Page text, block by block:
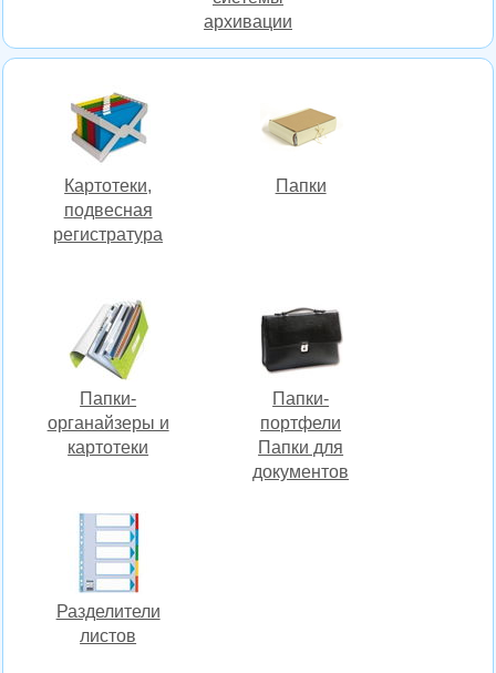
архивации
Картотеки,
подвесная
регистратура
Папки
Папки-
органайзеры и
картотеки
Папки-
портфели
Папки для
документов
Разделители
листов